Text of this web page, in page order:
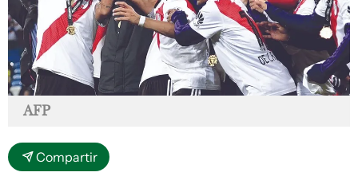
AFP
Compartir